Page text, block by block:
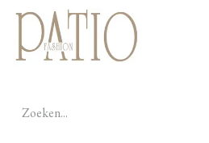
Overslaan naar inhoud